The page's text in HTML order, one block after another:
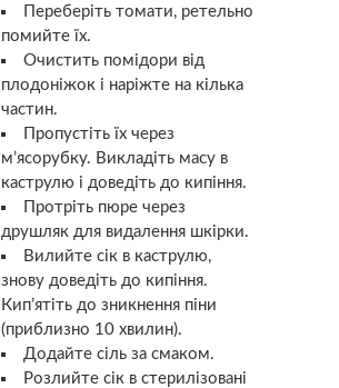
Переберіть томати, ретельно
помийте їх.
Очистить помідори від
плодоніжок і наріжте на кілька
частин.
Пропустіть їх через
м’ясорубку. Викладіть масу в
каструлю і доведіть до кипіння.
Протріть пюре через
друшляк для видалення шкірки.
Вилийте сік в каструлю,
знову доведіть до кипіння.
Кип’ятіть до зникнення піни
(приблизно 10 хвилин).
Додайте сіль за смаком.
Розлийте сік в стерилізовані